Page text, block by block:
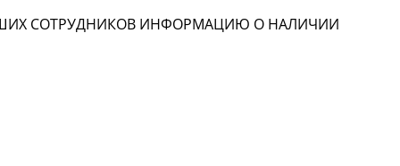
СОТРУДНИКОВ ИНФОРМАЦИЮ О НАЛИЧИИ